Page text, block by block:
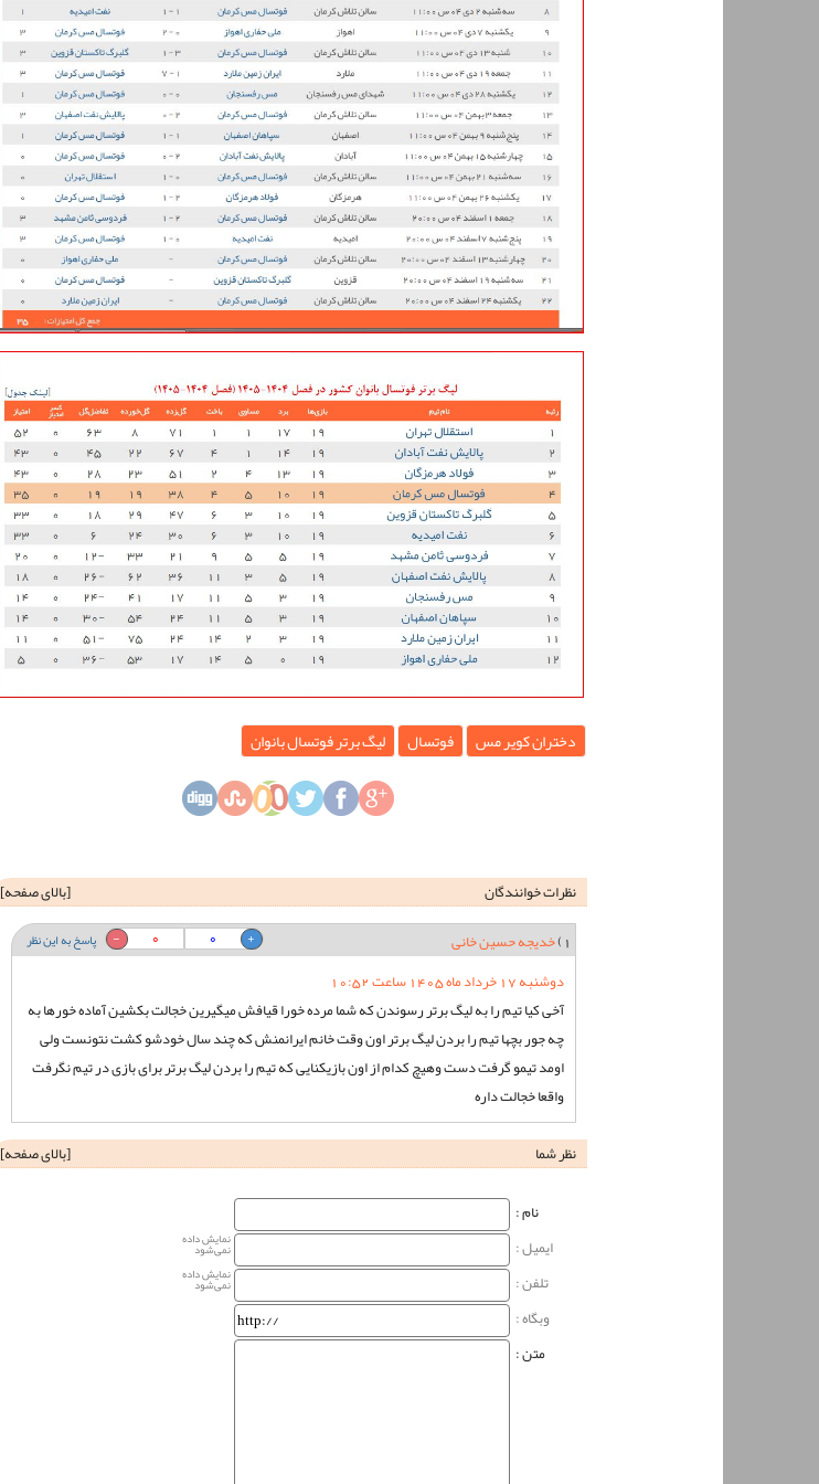
دختران کویر مس فوتسال لیگ برتر فوتسال بانوان
نظرات خوانندگان [بالای صفحه]
1) خدیجه حسین خانی پاسخ به این نظر 0
0
دوشنبه 17 خرداد ماه 1405 ساعت 10:52
آخی کیا تیم را به لیگ برتر رسوندن که شما مرده خورا قیافش میگیرین خجالت بکشین آماده خورها به
چه جور بچها تیم را بردن لیگ برتر اون وقت خانم ایرانمنش که چند سال خودشو کشت نتونست ولی
اومد تیمو گرفت دست وهیچ کدام از اون بازیکنایی که تیم را بردن لیگ برتر برای بازی در تیم نگرفت
واقعا خجالت داره
نظر شما
[بالای صفحه]
نام‌ :
ایمیل :
نمایش داده
نمی‌شود
تلفن : نمایش داده
نمی‌شود
وبگاه‌ :
متن :